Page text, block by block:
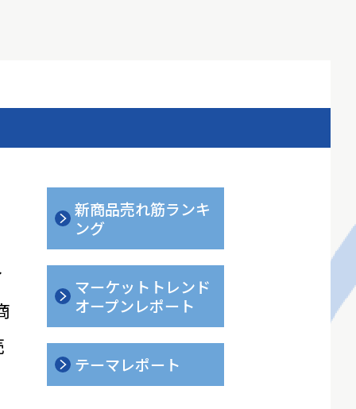
新商品売れ筋ランキ
ング
マーケットトレンド
オープンレポート
テーマレポート